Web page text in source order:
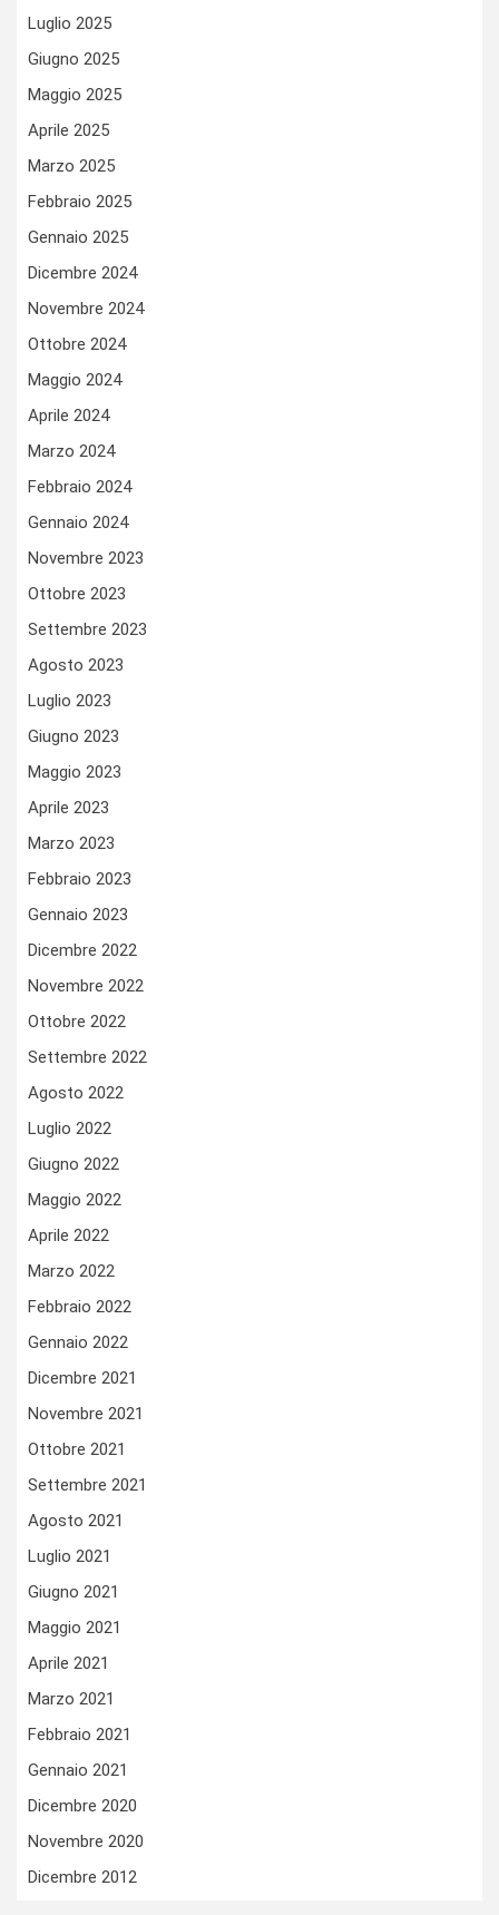
Luglio 2025
Giugno 2025
Maggio 2025
Aprile 2025
Marzo 2025
Febbraio 2025
Gennaio 2025
Dicembre 2024
Novembre 2024
Ottobre 2024
Maggio 2024
Aprile 2024
Marzo 2024
Febbraio 2024
Gennaio 2024
Novembre 2023
Ottobre 2023
Settembre 2023
Agosto 2023
Luglio 2023
Giugno 2023
Maggio 2023
Aprile 2023
Marzo 2023
Febbraio 2023
Gennaio 2023
Dicembre 2022
Novembre 2022
Ottobre 2022
Settembre 2022
Agosto 2022
Luglio 2022
Giugno 2022
Maggio 2022
Aprile 2022
Marzo 2022
Febbraio 2022
Gennaio 2022
Dicembre 2021
Novembre 2021
Ottobre 2021
Settembre 2021
Agosto 2021
Luglio 2021
Giugno 2021
Maggio 2021
Aprile 2021
Marzo 2021
Febbraio 2021
Gennaio 2021
Dicembre 2020
Novembre 2020
Dicembre 2012